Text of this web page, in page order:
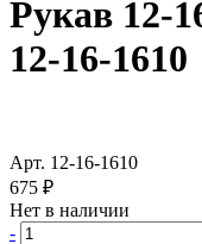
Рукав 12-
12-16-1610
Арт. 12-16-1610
675 ₽
Нет в наличии
-